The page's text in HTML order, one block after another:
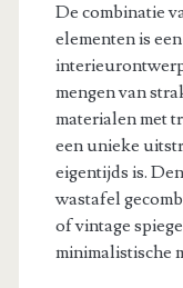
De combinatie
elementen is
mengen van
materialen met
een unieke
eigentijds is.
wastafel
of vintage
minimalistische